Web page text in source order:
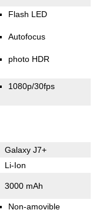
Flash LED
Autofocus
photo HDR
1080p/30fps
Galaxy J7+
Li-Ion
3000 mAh
Non-amovible